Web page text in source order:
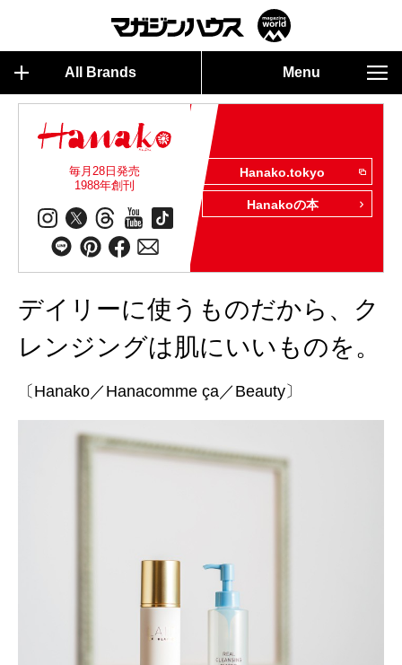
All Brands Menu
毎月28日発売
1988年創刊
Hanako.tokyo
Hanakoの本
デイリーに使うものだから、ク
レンジングは肌にいいものを。
〔Hanako／Hanacomme ça／Beauty〕